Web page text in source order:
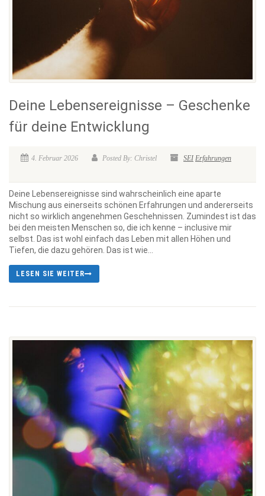
Deine Lebensereignisse – Geschenke
für deine Entwicklung
4. Februar 2026 Posted By: Christel SEI Erfahrungen
Deine Lebensereignisse sind wahrscheinlich eine aparte
Mischung aus einerseits schönen Erfahrungen und andererseits
nicht so wirklich angenehmen Geschehnissen. Zumindest ist das
bei den meisten Menschen so, die ich kenne – inclusive mir
selbst. Das ist wohl einfach das Leben mit allen Höhen und
Tiefen, die dazu gehören. Das ist wie...
LESEN SIE WEITER